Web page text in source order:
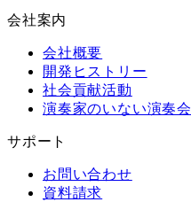
会社案内
会社概要
開発ヒストリー
社会貢献活動
演奏家のいない演奏会
サポート
お問い合わせ
資料請求